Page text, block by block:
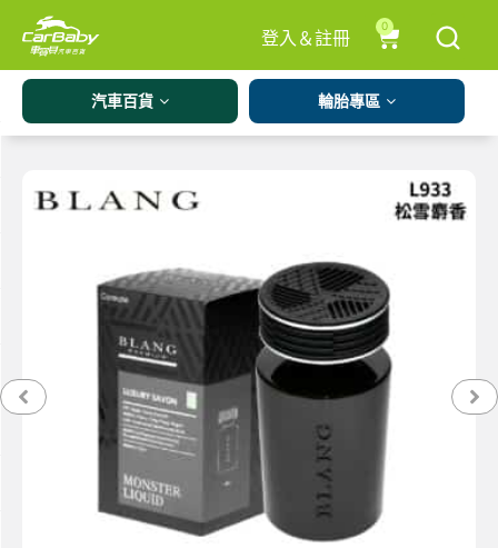
登入＆註冊
0
汽車百貨 輪胎專區